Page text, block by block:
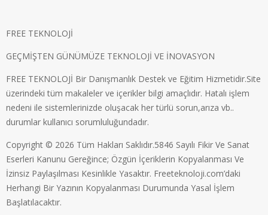
FREE TEKNOLOJİ
GEÇMİŞTEN GÜNÜMÜZE TEKNOLOJİ VE İNOVASYON
FREE TEKNOLOJİ Bir Danışmanlık Destek ve Eğitim Hizmetidir.Site
üzerindeki tüm makaleler ve içerikler bilgi amaçlıdır. Hatalı işlem
nedeni ile sistemlerinizde oluşacak her türlü sorun,arıza vb..
durumlar kullanıcı sorumluluğundadır.
Copyright © 2026 Tüm Hakları Saklıdır.5846 Sayılı Fikir Ve Sanat
Eserleri Kanunu Gereğince; Özgün İçeriklerin Kopyalanması Ve
İzinsiz Paylaşılması Kesinlikle Yasaktır. Freeteknoloji.com’daki
Herhangi Bir Yazının Kopyalanması Durumunda Yasal İşlem
Başlatılacaktır.